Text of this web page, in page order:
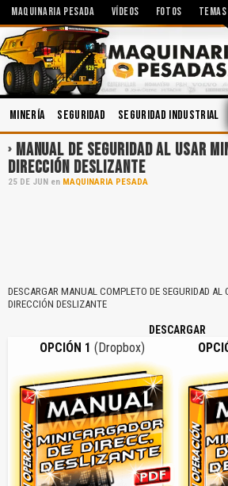
MAQUINARIA PESADA VÍDEOS FOTOS TEMAS
Minería Seguridad Seguridad Industrial
MANUAL DE SEGURIDAD AL USAR
DIRECCIÓN DESLIZANTE
25 DE JUN en MAQUINARIA PESADA
DESCARGAR MANUAL COMPLETO DE SEGURIDAD AL
DIRECCIÓN DESLIZANTE
DESCARGAR
OPCIÓN 1 (Dropbox)